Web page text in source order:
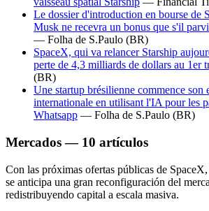
Le dossier d'introduction en bourse de
Musk ne recevra un bonus que s'il
— Folha de S.Paulo (BR)
SpaceX, qui va relancer Starship
perte de 4,3 milliards de dollars au 1er
(BR)
Une startup brésilienne commence son
internationale en utilisant l'IA pour les
Whatsapp — Folha de S.Paulo (BR)
Mercados — 10 artículos
Con las próximas ofertas públicas de
se anticipa una gran reconfiguración del
redistribuyendo capital a escala masiva.